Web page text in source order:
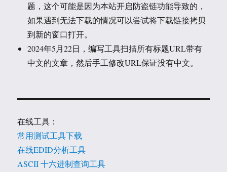
题，这个可能是因为本站开启防盗链功能导致的，
如果遇到无法下载的情况可以尝试将下载链接拷贝
到新的窗口打开。
2024年5月22日，编写工具扫描所有标题URL带有
中文的文章，然后手工修改URL保证没有中文。
在线工具：
常用测试工具下载
在线EDID分析工具
ASCII 十六进制查询工具